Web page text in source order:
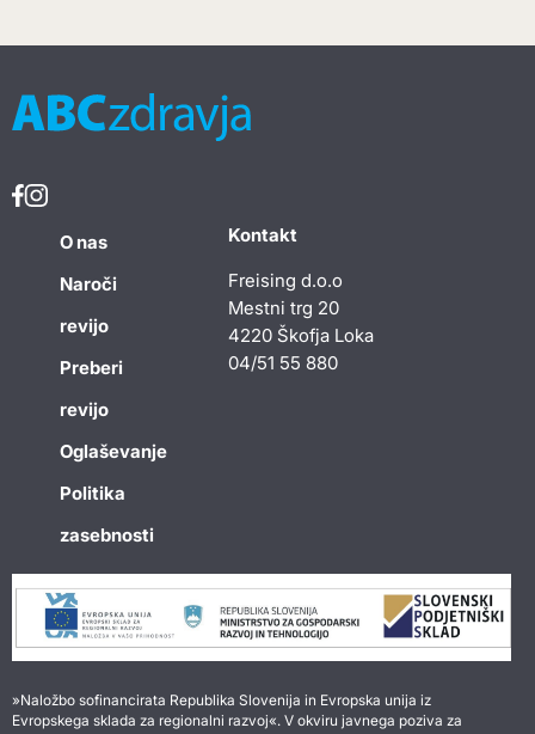
O nas
Naroči
revijo
Preberi
revijo
Oglaševanje
Politika
zasebnosti
Kontakt
Freising d.o.o
Mestni trg 20
4220 Škofja Loka
04/51 55 880
»Naložbo sofinancirata Republika Slovenija in Evropska unija iz
Evropskega sklada za regionalni razvoj«. V okviru javnega poziva za